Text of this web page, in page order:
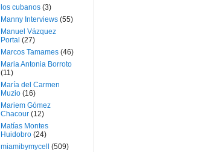
los cubanos (3)
Manny Interviews (55)
Manuel Vázquez
Portal (27)
Marcos Tamames (46)
Maria Antonia Borroto
(11)
María del Carmen
Muzio (16)
Mariem Gómez
Chacour (12)
Matías Montes
Huidobro (24)
miamibymycell
(509)